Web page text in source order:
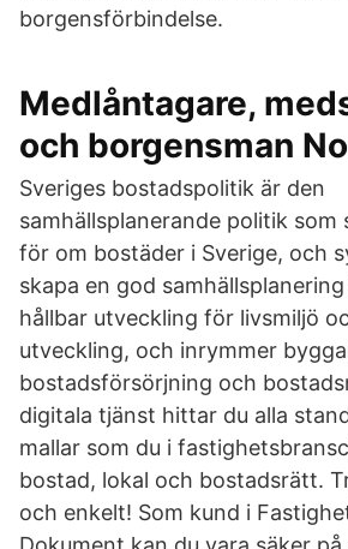
borgensförbindelse.
Medlåntagare,
och borgensman
Sveriges bostadspolitik är den
samhällsplanerande politik som
för om bostäder i Sverige, och
skapa en god
hållbar utveckling för livsmiljö
utveckling, och inrymmer
bostadsförsörjning och
digitala tjänst hittar du alla
mallar som du i
bostad, lokal och bostadsrätt.
och enkelt! Som kund i